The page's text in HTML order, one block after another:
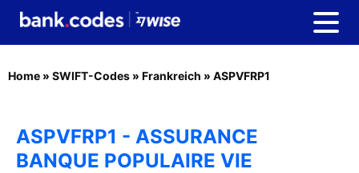
Home » SWIFT-Codes » Frankreich » ASPVFRP1
ASPVFRP1 - ASSURANCE
BANQUE POPULAIRE VIE